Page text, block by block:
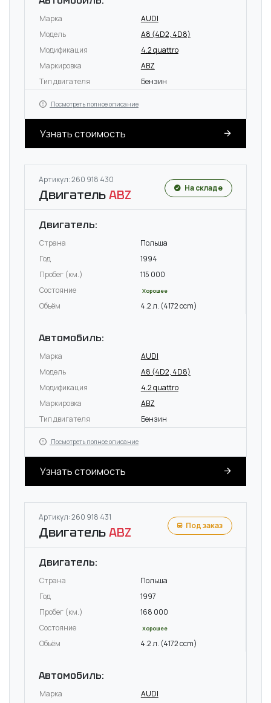
Марка
AUDI
Модель
A8 (4D2, 4D8)
Модификация
4.2 quattro
Маркировка
ABZ
Тип двигателя
Бензин
Посмотреть полное описание
Узнать стоимость
Артикул: 260 918 430
ДвигательABZ На складе
Двигатель:
Страна
Польша
Год
1994
Пробег (км.)
115 000
Состояние
Хорошее
Объём 4.2 л. (4172 ccm)
Автомобиль:
Марка
AUDI
Модель
A8 (4D2, 4D8)
Модификация
4.2 quattro
Маркировка
ABZ
Тип двигателя
Бензин
Посмотреть полное описание
Узнать стоимость
Артикул: 260 918 431
ДвигательABZ Под заказ
Двигатель:
Страна
Польша
Год
1997
Пробег (км.)
168 000
Состояние
Хорошее
Объём 4.2 л. (4172 ccm)
Автомобиль:
Марка
AUDI